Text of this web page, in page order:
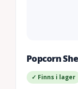
Popcorn
✓ Finns i lager